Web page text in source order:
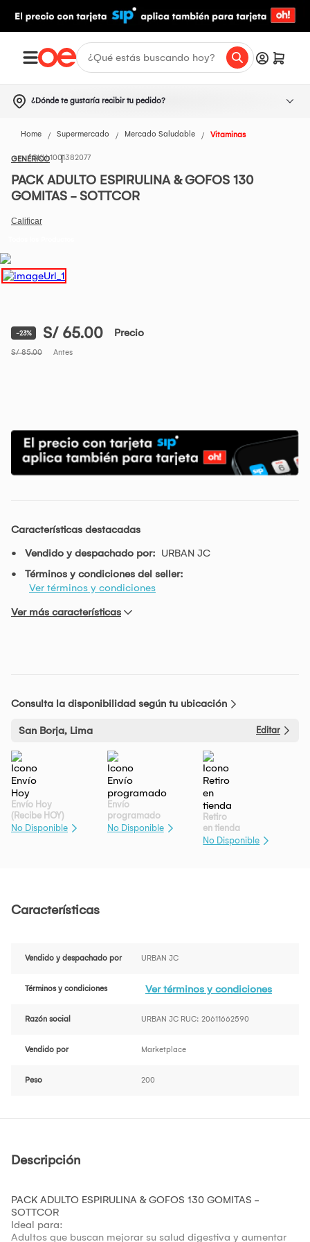
¿Dónde te gustaría recibir tu pedido?
Home Supermercado Mercado Saludable Vitaminas
GENÉRICO1001382077
PACK ADULTO ESPIRULINA & GOFOS 130
GOMITAS - SOTTCOR
-23% S/ 65.00 Precio
S/ 85.00 Antes
Características destacadas
Vendido y despachado por: URBAN JC
Términos y condiciones del seller:
Ver términos y condiciones
Ver más características
Consulta la disponibilidad según tu ubicación
San Borja, Lima Editar
Envío Hoy
(Recibe HOY)
No Disponible
Envío
programado
No Disponible
Retiro
en tienda
No Disponible
Características
Vendido y despachado por URBAN JC
Términos y condiciones Ver términos y condiciones
Razón social URBAN JC RUC: 20611662590
Vendido por Marketplace
Peso 200
Descripción
PACK ADULTO ESPIRULINA & GOFOS 130 GOMITAS -
SOTTCOR
Ideal para:
Adultos que buscan mejorar su salud digestiva y aumentar